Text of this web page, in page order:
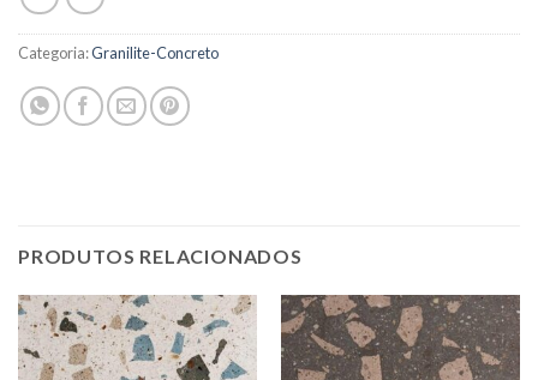
Categoria:Granilite-Concreto
PRODUTOS RELACIONADOS